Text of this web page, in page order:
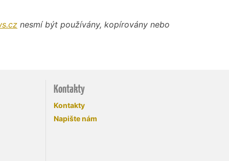
nesmí být používány, kopírovány nebo
Kontakty
Kontakty
Napište nám